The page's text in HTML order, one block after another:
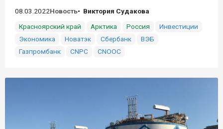
08.03.2022Новость
Виктория Судакова
Красноярский край
Арктика Россия
Инвестиции
Экономика
Новатэк Сбербанк
ВЭБ
Газпромбанк
CNPC CNOOC